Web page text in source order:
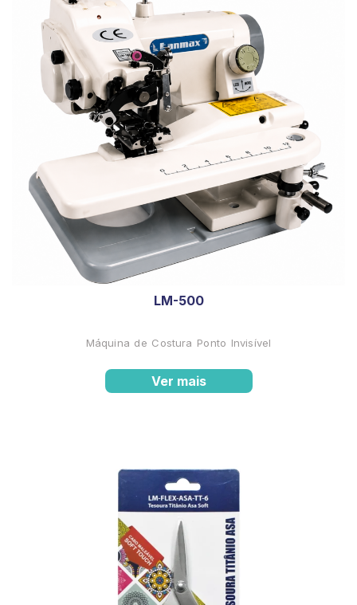
LM-500
Máquina de Costura Ponto Invisível
Ver mais